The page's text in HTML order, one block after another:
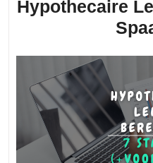
Hypothecaire